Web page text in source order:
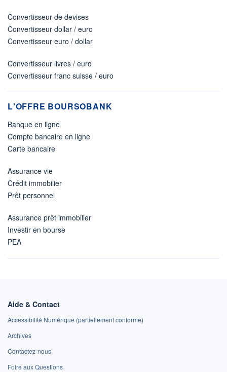
Convertisseur de devises
Convertisseur dollar / euro
Convertisseur euro / dollar
Convertisseur livres / euro
Convertisseur franc suisse / euro
L'OFFRE BOURSOBANK
Banque en ligne
Compte bancaire en ligne
Carte bancaire
Assurance vie
Crédit immobilier
Prêt personnel
Assurance prêt immobilier
Investir en bourse
PEA
Aide & Contact
Accessibilité Numérique (partiellement conforme)
Archives
Contactez-nous
Foire aux Questions